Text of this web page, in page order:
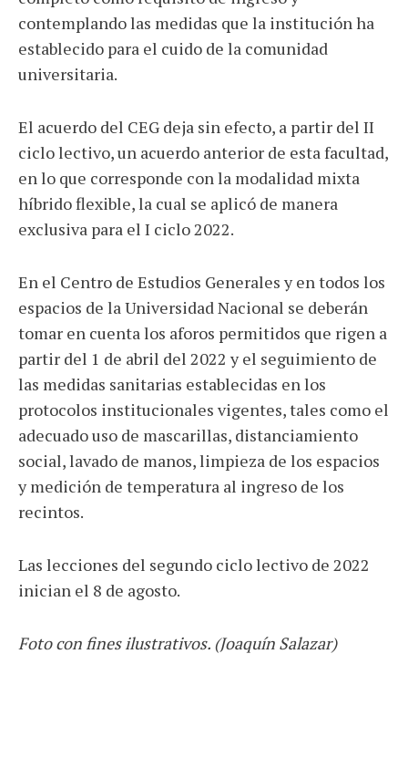
contemplando las medidas que la institución ha
establecido para el cuido de la comunidad
universitaria.
El acuerdo del CEG deja sin efecto, a partir del II
ciclo lectivo, un acuerdo anterior de esta facultad,
en lo que corresponde con la modalidad mixta
híbrido flexible, la cual se aplicó de manera
exclusiva para el I ciclo 2022.
En el Centro de Estudios Generales y en todos los
espacios de la Universidad Nacional se deberán
tomar en cuenta los aforos permitidos que rigen a
partir del 1 de abril del 2022 y el seguimiento de
las medidas sanitarias establecidas en los
protocolos institucionales vigentes, tales como el
adecuado uso de mascarillas, distanciamiento
social, lavado de manos, limpieza de los espacios
y medición de temperatura al ingreso de los
recintos.
Las lecciones del segundo ciclo lectivo de 2022
inician el 8 de agosto.
Foto con fines ilustrativos. (Joaquín Salazar)